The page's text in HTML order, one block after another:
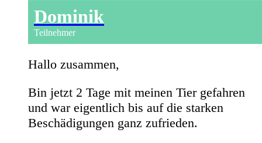
Dominik
Teilnehmer
Hallo zusammen,
Bin jetzt 2 Tage mit meinen Tier gefahren
und war eigentlich bis auf die starken
Beschädigungen ganz zufrieden.